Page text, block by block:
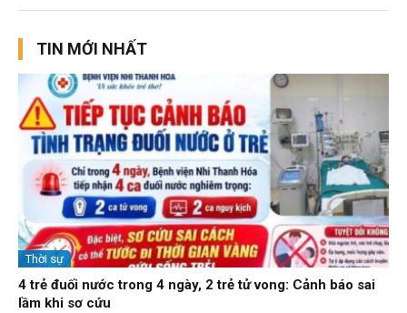
TIN MỚI NHẤT
Thời sự
4 trẻ đuối nước trong 4 ngày, 2 trẻ tử vong: Cảnh báo sai
lầm khi sơ cứu